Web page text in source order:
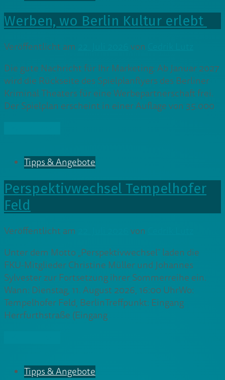
Werben, wo Berlin Kultur erlebt
Veröffentlicht am von
Die gute Nachricht für Ihr Marketing: Ab Januar 2027
wird die Rückseite des Spielplanflyers des Berliner
Kriminal Theaters für eine Werbepartnerschaft frei.
Der Spielplan erscheint in einer Auflage von 35.000
Tipps & Angebote
Perspektivwechsel Tempelhofer
Feld
Veröffentlicht am von
Unter dem Motto „Perspektivwechsel“ laden die
FKU-Mitglieder Christine Müller und Johannes
Sylvester zur Fortsetzung ihrer Sommerreihe ein.
Wann: Dienstag, 11. August 2026, 16:00 UhrWo:
Tempelhofer Feld, BerlinTreffpunkt: Eingang
Herrfurthstraße (Eingang
Tipps & Angebote